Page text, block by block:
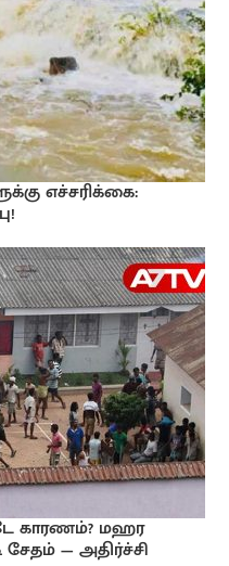
எச்சரிக்கை:
காரணம்? மஹர
— அதிர்ச்சி